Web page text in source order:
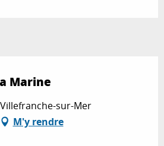
Marine
sur-Mer
M'y rendre